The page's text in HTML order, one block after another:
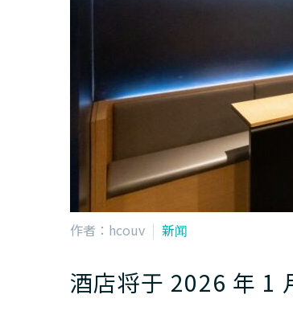
作者：hcouv 新闻
酒店将于 2026 年 1